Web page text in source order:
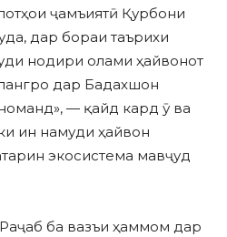
ҷамъиятӣ Қурбони
дар бораи таърихи
нодири олами ҳайвонот
дар Бадахшон
— қайд кард ӯ ва
ин намуди ҳайвон
экосистема мавҷуд
ба вазъи ҳаммом дар